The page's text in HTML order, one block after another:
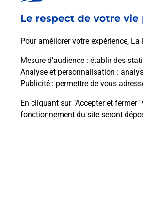
Le respect de votre
Pour améliorer votre expérience, La
Mesure d’audience : établir des
Analyse et personnalisation :
Publicité : permettre de vous
En cliquant sur "Accepter et
fonctionnement du site seront
Questions
Comment envoyer